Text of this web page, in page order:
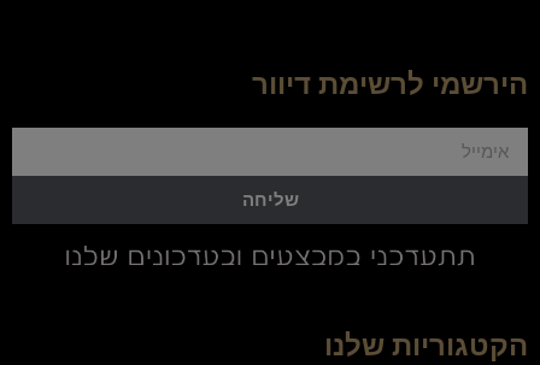
הירשמי לרשימת דיוור
שליחה
הקטגוריות שלנו